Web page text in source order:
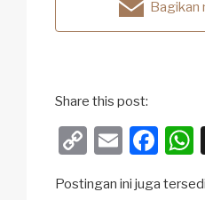
Bagikan
Share this post:
C
E
F
Postingan ini juga